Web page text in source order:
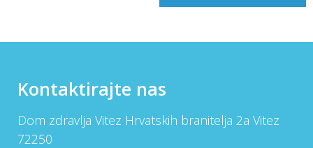
Kontaktirajte nas
Dom zdravlja Vitez Hrvatskih branitelja 2a Vitez
72250